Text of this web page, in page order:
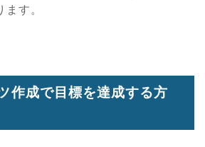
す。
作成で目標を達成する方